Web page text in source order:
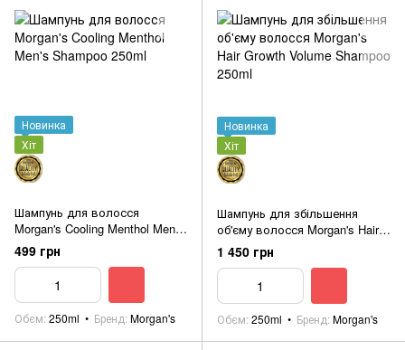
Новинка
Хіт
Шампунь для волосся
Morgan's Cooling Menthol Men's
Shampoo 250ml
499 грн
Обєм 250ml Бренд Morgan's
Новинка
Хіт
Шампунь для збільшення
об'єму волосся Morgan's Hair
Growth Volume Shampoo 250ml
1 450 грн
Обєм 250ml Бренд Morgan's